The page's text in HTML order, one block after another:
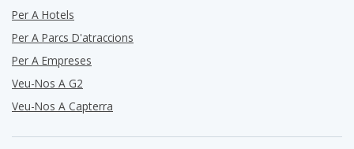
Per A Hotels
Per A Parcs D'atraccions
Per A Empreses
Veu-Nos A G2
Veu-Nos A Capterra